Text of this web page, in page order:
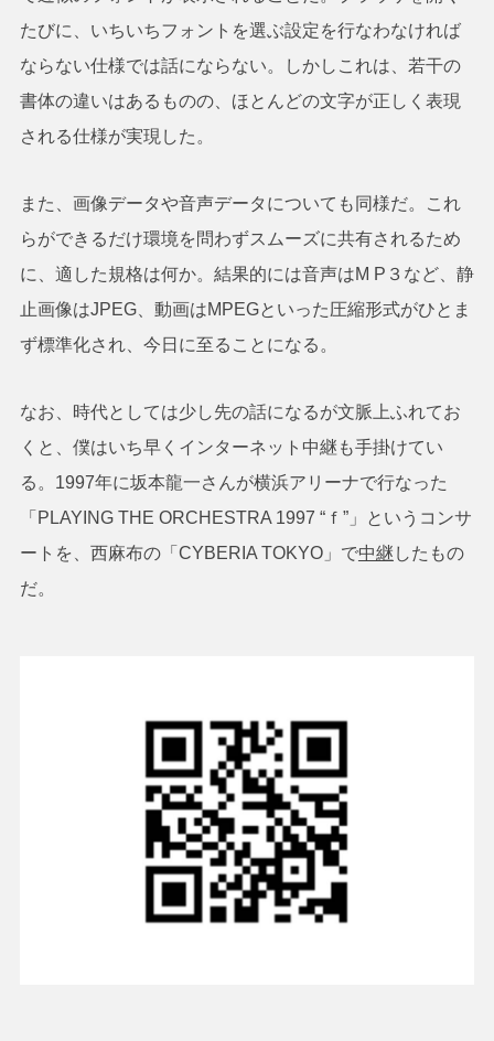
たびに、いちいちフォントを選ぶ設定を行なわなければ
ならない仕様では話にならない。しかしこれは、若干の
書体の違いはあるものの、ほとんどの文字が正しく表現
される仕様が実現した。
また、画像データや音声データについても同様だ。これ
らができるだけ環境を問わずスムーズに共有されるため
に、適した規格は何か。結果的には音声はM P３など、静
止画像はJPEG、動画はMPEGといった圧縮形式がひとま
ず標準化され、今日に至ることになる。
なお、時代としては少し先の話になるが文脈上ふれてお
くと、僕はいち早くインターネット中継も手掛けてい
る。1997年に坂本龍一さんが横浜アリーナで行なった
「PLAYING THE ORCHESTRA 1997 “ｆ”」というコンサ
ートを、西麻布の「CYBERIA TOKYO」で中継 したもの
だ。